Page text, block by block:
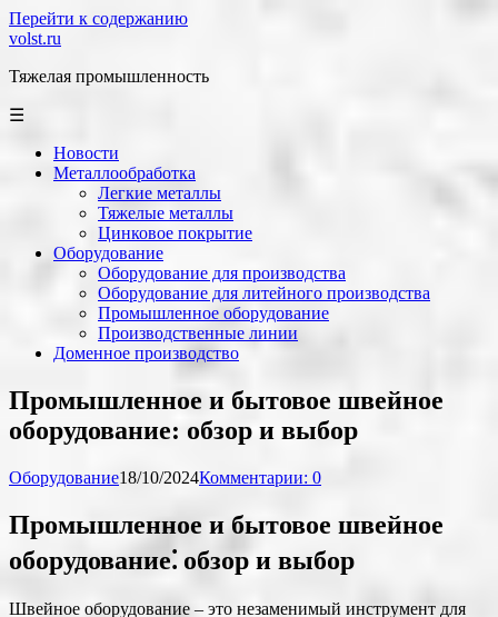
Перейти к содержанию
volst.ru
Тяжелая промышленность
☰
Новости
Металлообработка
Легкие металлы
Тяжелые металлы
Цинковое покрытие
Оборудование
Оборудование для производства
Оборудование для литейного производства
Промышленное оборудование
Производственные линии
Доменное производство
Промышленное и бытовое швейное
оборудование: обзор и выбор
Оборудование18/10/2024Комментарии: 0
Промышленное и бытовое швейное
оборудование⁚ обзор и выбор
Швейное оборудование – это незаменимый инструмент для